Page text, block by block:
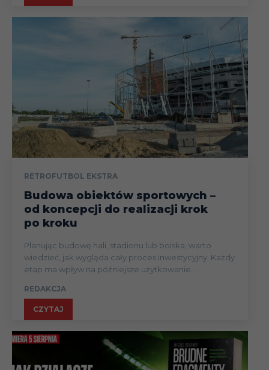
RETROFUTBOL EKSTRA
Budowa obiektów sportowych –
od koncepcji do realizacji krok
po kroku
Planując budowę hali, stadionu lub boiska, warto
wiedzieć, jak wygląda cały proces inwestycyjny. Każdy
etap ma wpływ na późniejsze użytkowanie...
REDAKCJA
CZYTAJ